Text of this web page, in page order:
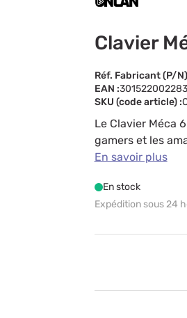
Clavier
Réf. Fabricant (P/
EAN :
SKU (code article) :
Le Clavier Méca
gamers et les
essentielles tout
En savoir plus
En stock
Expédition sous 24